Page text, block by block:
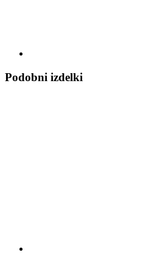
Podobni izdelki